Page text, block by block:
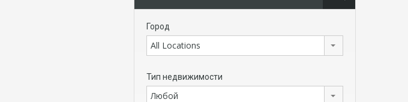
Город
All Locations
Тип недвижимости
Любой